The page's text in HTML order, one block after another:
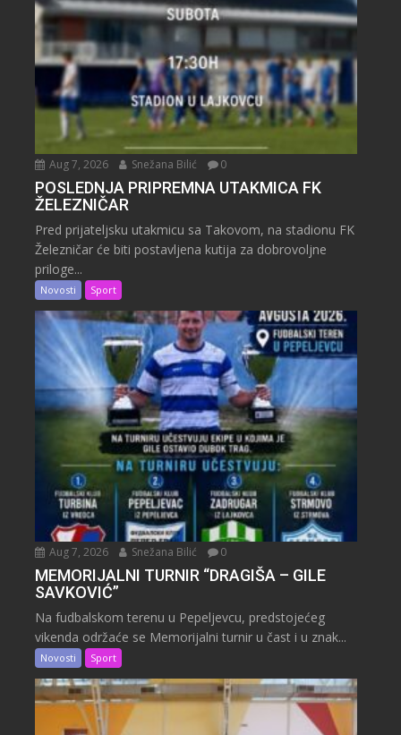
Aug 7, 2026 Snežana Bilić 0
POSLEDNJA PRIPREMNA UTAKMICA FK
ŽELEZNIČAR
Pred prijateljsku utakmicu sa Takovom, na stadionu FK
Železničar će biti postavljena kutija za dobrovoljne
priloge...
Novosti Sport
Aug 7, 2026 Snežana Bilić 0
MEMORIJALNI TURNIR “DRAGIŠA – GILE
SAVKOVIĆ”
Na fudbalskom terenu u Pepeljevcu, predstojećeg
vikenda održaće se Memorijalni turnir u čast i u znak...
Novosti Sport